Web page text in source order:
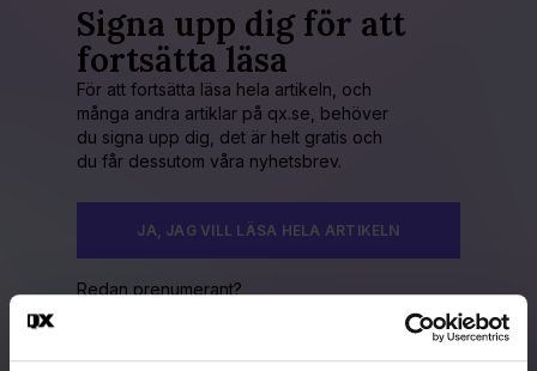
Signa upp dig för att
fortsätta läsa
För att fortsätta läsa hela artikeln, och
många andra artiklar på qx.se, behöver
du signa upp dig, det är helt gratis och
du får dessutom våra nyhetsbrev.
JA, JAG VILL LÄSA HELA ARTIKELN
Redan prenumerant?